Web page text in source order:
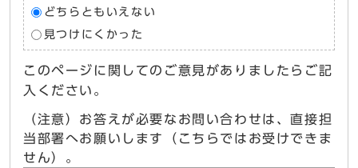
どちらともいえない
見つけにくかった
このページに関してのご意見がありましたらご記
入ください。
（注意）お答えが必要なお問い合わせは、直接担
当部署へお願いします（こちらではお受けできま
せん）。